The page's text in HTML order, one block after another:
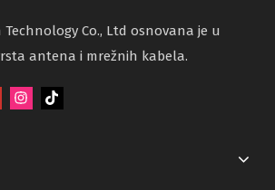
Co., Ltd osnovana je u
antena i mrežnih kabela.